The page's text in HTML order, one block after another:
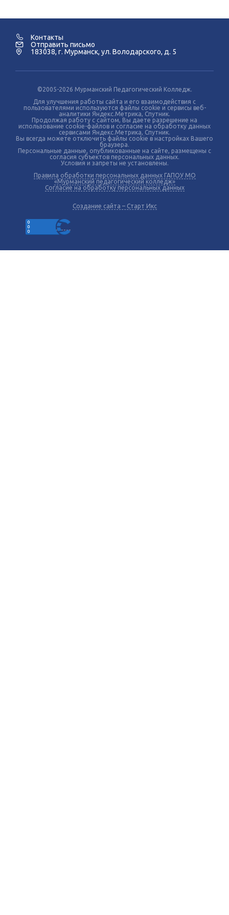
Контакты
Отправить письмо
183038, г. Мурманск, ул. Володарского, д. 5
©2005-2026 Мурманский Педагогический Колледж.
Для улучшения работы сайта и его взаимодействия с
пользователями используются файлы cookie и сервисы веб-
аналитики Яндекс.Метрика, Спутник.
Продолжая работу с сайтом, Вы даете разрешение на
использование cookie-файлов и согласие на обработку данных
сервисами Яндекс.Метрика, Спутник.
Вы всегда можете отключить файлы cookie в настройках Вашего
браузера.
Персональные данные, опубликованные на сайте, размещены с
согласия субъектов персональных данных.
Условия и запреты не установлены.
Правила обработки персональных данных ГАПОУ МО
«Мурманский педагогический колледж»
Согласие на обработку персональных данных
Создание сайта – Старт Икс